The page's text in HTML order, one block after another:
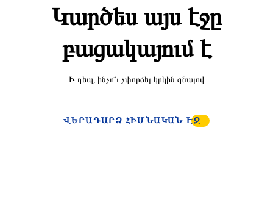
Կարծես այս էջը
բացակայում է
Ի դեպ, ինչո՞ւ չփորձել կրկին գնալով
ՎԵՐԱԴԱՐՁ ՀԻՄՆԱԿԱՆ ԷՋ